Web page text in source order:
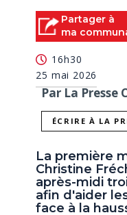
Partager à
ma
16h30
25 mai 2026
Par La Presse
ÉCRIRE À LA
La première
Christine
après-midi
afin d'aider
face à la